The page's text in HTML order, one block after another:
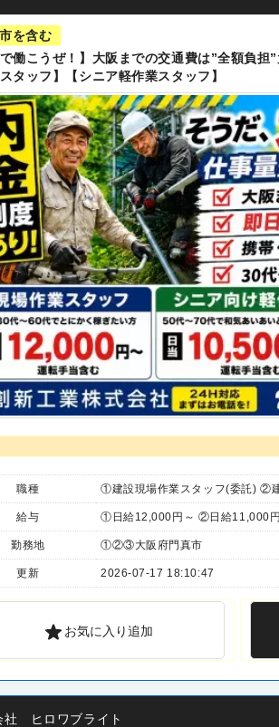
を含む
で働こうぜ！】大阪までの交通費は”全額負
タッフ】【シニア軽作業スタッフ】
職種 ①建設現場作業スタッフ(委託) ②
給与 ①日給12,000円～ ②日給11,000
勤務地 ①②③大阪府門真市
更新 2026-07-17 18:10:47
お気に入り追加
社 ヒロワブライト